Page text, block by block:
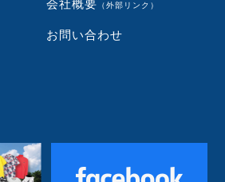
会社概要 （外部リンク）
お問い合わせ